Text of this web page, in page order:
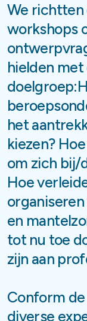
We richtten
workshops
hielden
het
kiezen?
om zich bij/
Hoe
en
tot nu toe
zijn aan
Conform
diverse